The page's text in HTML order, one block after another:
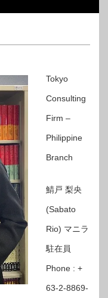
Tokyo
Consulting
Firm –
Philippine
Branch
鯖戸 梨央
(Sabato
Rio) マニラ
駐在員
Phone : +
63-2-8869-